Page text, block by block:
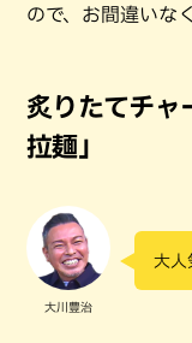
ので、お間違いなく
炙りたてチャ
拉麺」
大川豊治
大人